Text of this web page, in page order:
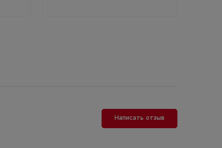
Написать отзыв